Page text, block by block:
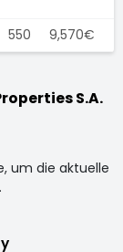
550 9,570€
S.A.
um die aktuelle